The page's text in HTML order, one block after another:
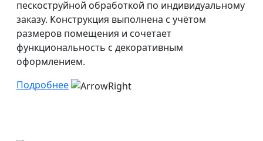
пескоструйной обработкой по индивидуальному
заказу. Конструкция выполнена с учётом
размеров помещения и сочетает
функциональность с декоративным
оформлением.
Подробнее